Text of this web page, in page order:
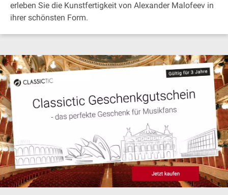
erleben Sie die Kunstfertigkeit von Alexander Malofeev in
ihrer schönsten Form.